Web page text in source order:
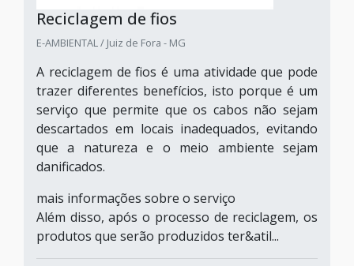
Reciclagem de fios
E-AMBIENTAL / Juiz de Fora - MG
A reciclagem de fios é uma atividade que pode
trazer diferentes benefícios, isto porque é um
serviço que permite que os cabos não sejam
descartados em locais inadequados, evitando
que a natureza e o meio ambiente sejam
danificados.
mais informações sobre o serviço
Além disso, após o processo de reciclagem, os
produtos que serão produzidos ter&atil...